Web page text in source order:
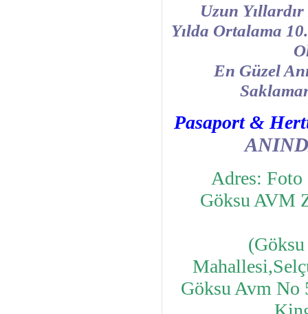
Uzun
Yılda Ortalama
En Güzel
Pasaport &
Adres:
Göksu AVM
Göksu Avm